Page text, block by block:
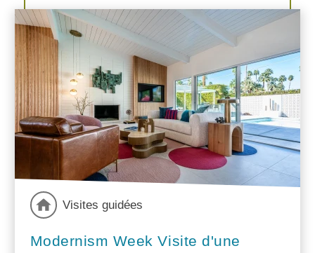
Visites guidées
Modernism Week Visite d'une